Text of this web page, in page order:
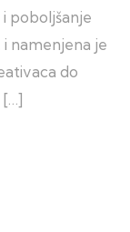
poboljšanje
namenjena je
do
[…]